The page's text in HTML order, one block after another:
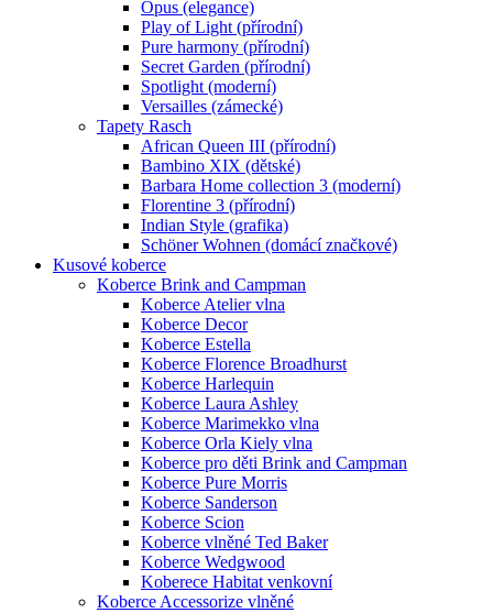
Opus (elegance)
Play of Light (přírodní)
Pure harmony (přírodní)
Secret Garden (přírodní)
Spotlight (moderní)
Versailles (zámecké)
Tapety Rasch
African Queen III (přírodní)
Bambino XIX (dětské)
Barbara Home collection 3 (moderní)
Florentine 3 (přírodní)
Indian Style (grafika)
Schöner Wohnen (domácí značkové)
Kusové koberce
Koberce Brink and Campman
Koberce Atelier vlna
Koberce Decor
Koberce Estella
Koberce Florence Broadhurst
Koberce Harlequin
Koberce Laura Ashley
Koberce Marimekko vlna
Koberce Orla Kiely vlna
Koberce pro děti Brink and Campman
Koberce Pure Morris
Koberce Sanderson
Koberce Scion
Koberce vlněné Ted Baker
Koberce Wedgwood
Koberece Habitat venkovní
Koberce Accessorize vlněné